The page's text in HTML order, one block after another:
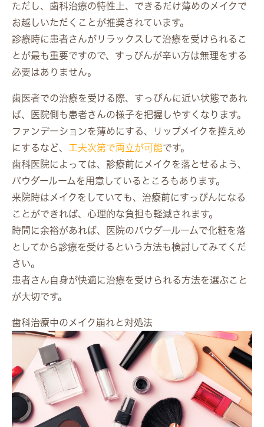
ただし、歯科治療の特性上、できるだけ薄めのメイクで
お越しいただくことが推奨されています。
診療時に患者さんがリラックスして治療を受けられるこ
とが最も重要ですので、すっぴんが辛い方は無理をする
必要はありません。
歯医者での治療を受ける際、すっぴんに近い状態であれ
ば、医院側も患者さんの様子を把握しやすくなります。
ファンデーションを薄めにする、リップメイクを控えめ
にするなど、
工夫次第で両立が可能です。
歯科医院によっては、診療前にメイクを落とせるよう、
パウダールームを用意しているところもあります。
来院時はメイクをしていても、治療前にすっぴんになる
ことができれば、心理的な負担も軽減されます。
時間に余裕があれば、医院のパウダールームで化粧を落
としてから診療を受けるという方法も検討してみてくだ
さい。
患者さん自身が快適に治療を受けられる方法を選ぶこと
が大切です。
歯科治療中のメイク崩れと対処法